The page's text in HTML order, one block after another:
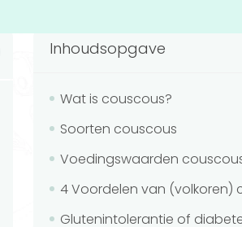
aanmelden
Inhoudsopgave
Wat is couscous?
Soorten couscous
Voedingswaarden
4 Voordelen van (volkoren)
Glutenintolerantie of